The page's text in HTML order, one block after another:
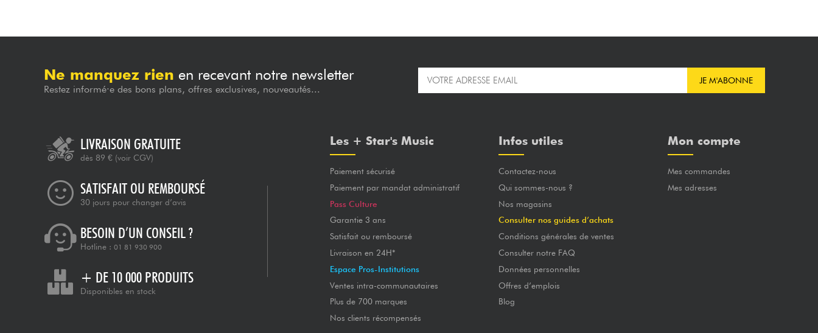
Ne manquez rien en recevant notre newsletter
Restez informé·e des bons plans, offres exclusives, nouveautés...
JE M'ABONNE
LIVRAISON GRATUITE
dès 89 € (voir CGV)
SATISFAIT OU REMBOURSÉ
30 jours pour changer d’avis
BESOIN D’UN CONSEIL ?
Hotline : 01 81 930 900
+ DE 10 000 PRODUITS
Disponibles en stock
Les + Star's Music
Paiement sécurisé
Paiement par mandat administratif
Pass Culture
Garantie 3 ans
Satisfait ou remboursé
Livraison en 24H*
Espace Pros-Institutions
Ventes intra-communautaires
Plus de 700 marques
Nos clients récompensés
Infos utiles
Contactez-nous
Qui sommes-nous ?
Nos magasins
Consulter nos guides d’achats
Conditions générales de ventes
Consulter notre FAQ
Données personnelles
Offres d’emplois
Blog
Mon compte
Mes commandes
Mes adresses